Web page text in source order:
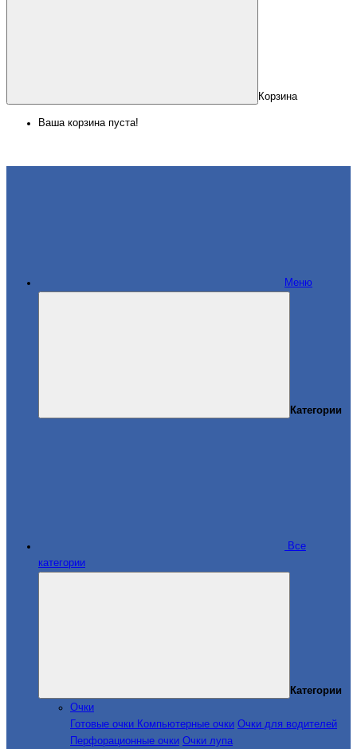
Корзина
Ваша корзина пуста!
Меню
Категории
Все
категории
Категории
Очки
Готовые очки Компьютерные очки Очки для водителей
Перфорационные очки Очки лупа